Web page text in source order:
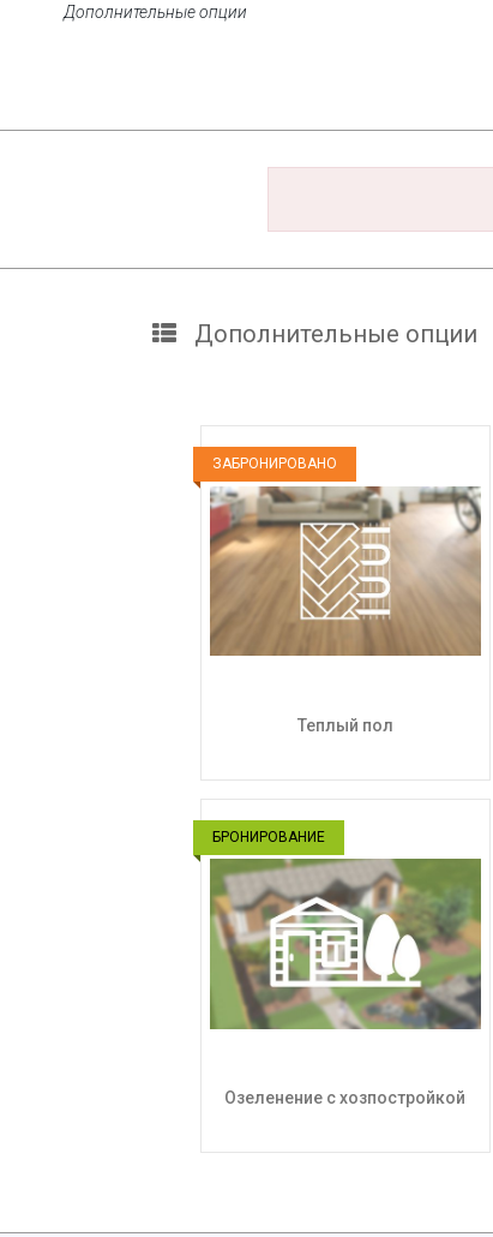
Дополнительные опции
Дополнительные опции
ЗАБРОНИРОВАНО
Теплый пол
БРОНИРОВАНИЕ
Озеленение с хозпостройкой